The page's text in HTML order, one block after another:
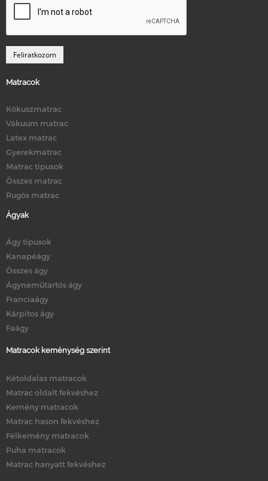
Matracok
Kókuszmatrac
Vákuum matrac
Latex matrac
Gyerekmatrac
Matrac típusok
Összes matrac
Rugós matrac
Ágyak
Ágy típusok
Kanapéágy
Összes ágy
Ágyneműtartós ágy
Franciaágy
Kárpitos ágy
Faágy
Matracok keménység szerint
Kétoldalas matracok
Matrac oldalt fekvéshez
Kemény matracok
Matrac hason fekvéshez
Félkemény matracok
Puha matracok
Matrac hanyatt fekvéshez